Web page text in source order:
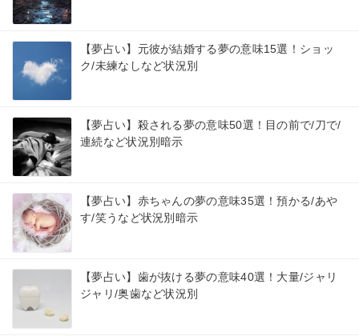
【夢占い】元彼が結婚する夢の意味15選！ショッ
ク/未練なしなど状況別
【夢占い】殺される夢の意味50選！目の前で/刀で/
連続など状況別暗示
【夢占い】赤ちゃんの夢の意味35選！預かる/あや
す/笑うなど状況別暗示
【夢占い】歯が抜ける夢の意味40選！大量/ジャリ
ジャリ/奥歯など状況別